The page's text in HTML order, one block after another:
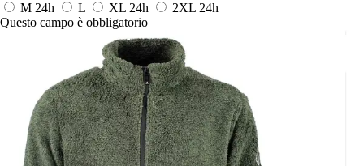
M 24h L XL 24h 2XL 24h
Questo campo è obbligatorio